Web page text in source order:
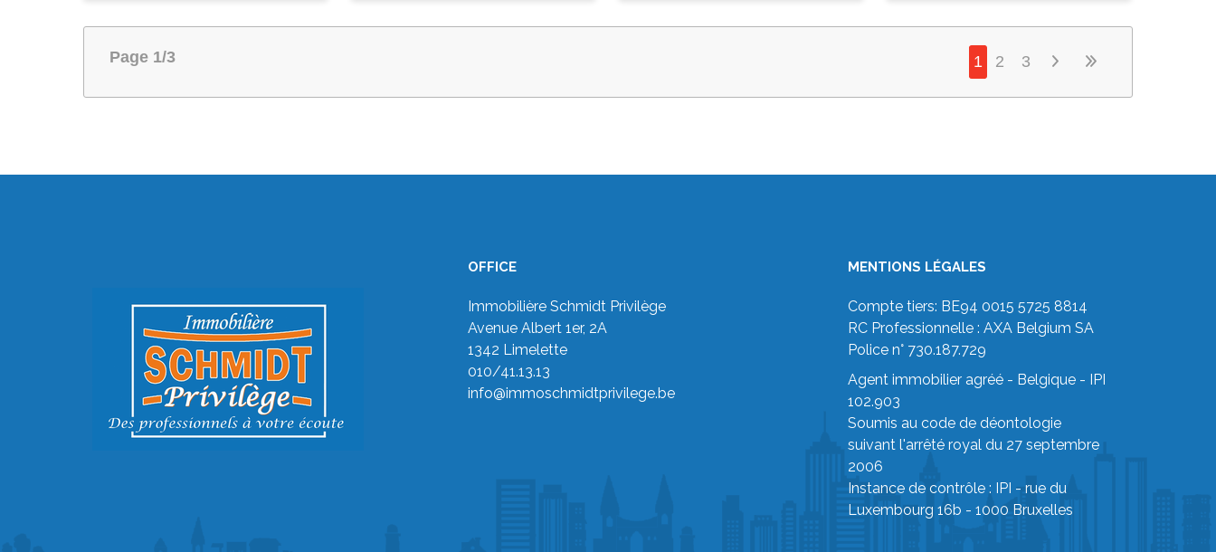
Page 1/3 1 2 3
OFFICE
Immobilière Schmidt Privilège
Avenue Albert 1er, 2A
1342 Limelette
010/41.13.13
info@immoschmidtprivilege.be
MENTIONS LÉGALES
Compte tiers: BE94 0015 5725 8814
RC Professionnelle : AXA Belgium SA
Police n° 730.187.729
Agent immobilier agréé - Belgique - IPI
102.903
Soumis au code de déontologie
suivant l'arrêté royal du 27 septembre
2006
Instance de contrôle : IPI - rue du
Luxembourg 16b - 1000 Bruxelles